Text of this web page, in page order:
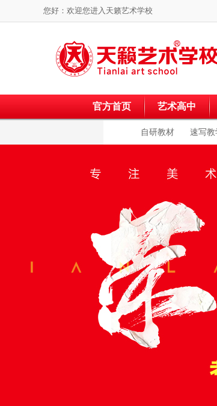
您好：欢迎您进入 天籁艺术学校
官方首页 艺术高中
自研教材 速写教